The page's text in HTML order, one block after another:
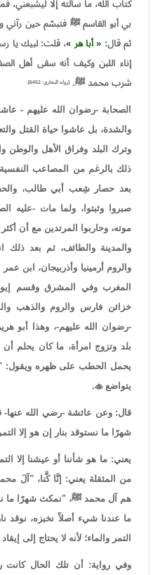
كتاب الله، ما سألته إلا ليشبعني،
بي أبو القاسم ﷺ فتبسّم حين
ثم قال:
أبا هر ، قلت: لبيك يا
إناء اللبن وكيف أنه سقى أهل
شرب محمد ﷺ. [رواه البخاري: 6452].
الصحابة -رضوان الله عليهم -
والشدة، بل عاشوا حياة القتل
وترك البلد وفراق الأهل والوطن
ذلك بالرغم من المصاعب
بعد حصار شِعب أبي طالب،
صبروا وثبتوا، ولما مات -عليه
موته، وحاربوا المرتدين مع أن
والمدينة والطائف، ثم بعد
والروم أرمينيا وأذربيجان، ابن
المغرب وفي المشرق وقسم
خزائن فارس والروم والذهب
-رضوان الله عليهم-، وهذا أبو
بلد وتزوج امرأة، ما كان يحلم
يحمل الحطب على ظهره ويقول:
يتواضع
.
قال: وعن عائشة -رضي الله
شهرًا ما نستوقد بنار إن هو إلا
يعني: ما هو شأننا أو عيشنا إلا
من المثقلة يعني: إنَّا كَّنا، "آلَ
هم آل محمد ﷺ، "نمكث شهرًا ما
ما عندنا شيء أصلاً نخبزه، نوقد
التمر والماء؛ لأنه لا يحتاج إلى إيقاد
وفي رواية: أن تلك الحال